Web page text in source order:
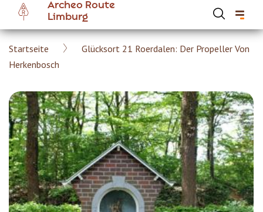
main
content
Archeo Route
Limburg
Breadcrumb
Startseite
Glücksort 21 Roerdalen: Der Propeller Von
Herkenbosch